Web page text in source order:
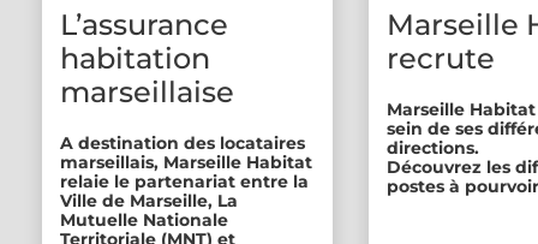
L’assurance
habitation
marseillaise
A destination des locataires
marseillais, Marseille Habitat
relaie le partenariat entre la
Ville de Marseille, La
Mutuelle Nationale
Territoriale (MNT) et
Marseille
recrute
Marseille
sein de ses
directions.
Découvrez les
postes à